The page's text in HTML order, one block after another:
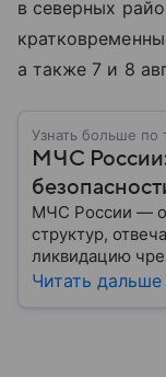
в северных
а также 7 и 8
Узнать больше по
МЧС России:
МЧС России —
структур,
ликвидацию
играет важную
задачи
Читать дальше